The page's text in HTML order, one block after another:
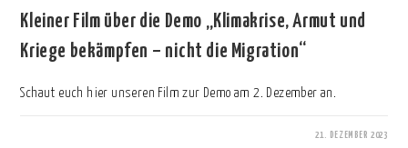
Kleiner Film über die Demo „Klimakrise, Armut und
Kriege bekämpfen – nicht die Migration“
Schaut euch hier unseren Film zur Demo am 2. Dezember an.
21. DEZEMBER 2023